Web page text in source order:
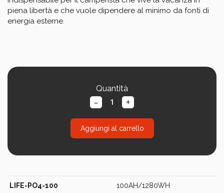
piena libertà e che vuole dipendere al minimo da fonti di
energia esterne.
Quantità
- +
Aggiungi al carrello
LIFE-PO4-100 100AH/1280WH